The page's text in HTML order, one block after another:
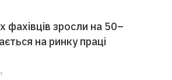
фахівців зросли на 50–
на ринку праці